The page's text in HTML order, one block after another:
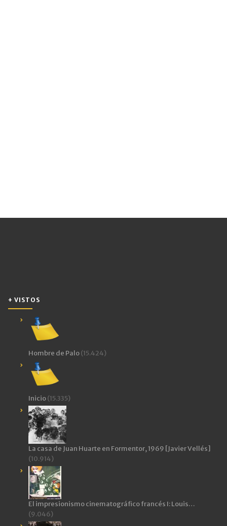
+ VISTOS
Hombre de Palo(15.424)
Inicio(15.335)
La casa de Juan Huarte en Formentor, 1969 [Javier Vellés]
(10.914)
El impresionismo cinematográfico francés I: Louis…
(9.046)